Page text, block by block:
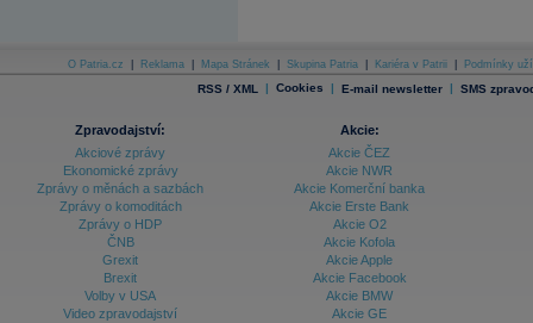
O Patria.cz Reklama Mapa Stránek Skupina Patria Kariéra v Patrii Podmínky
RSS / XML | Cookies | E-mail newsletter | SMS
Zpravodajství:
Akciové zprávy
Ekonomické zprávy
Zprávy o měnách a sazbách
Zprávy o komoditách
Zprávy o HDP
ČNB
Grexit
Brexit
Volby v USA
Video zpravodajství
Akcie:
Akcie ČEZ
Akcie NWR
Akcie Komerční banka
Akcie Erste Bank
Akcie O2
Akcie Kofola
Akcie Apple
Akcie Facebook
Akcie BMW
Akcie GE